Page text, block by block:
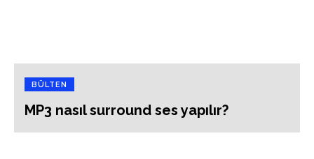
BÜLTEN
MP3 nasıl surround ses yapılır?